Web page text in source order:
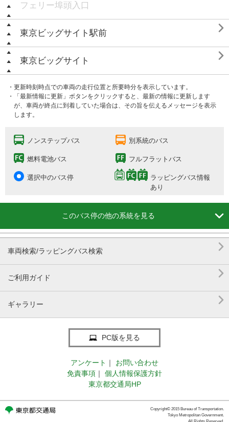
フェリー埠頭入口
東京ビッグサイト駅前 
東京ビッグサイト 
・更新時刻時点での車両の走行位置と所要時分を表示しています。
・「最新情報に更新」ボタンをクリックすると、最新の情報に更新します
が、車両が終点に到着していた場合は、その旨を伝えるメッセージを表示
します。
ノンステップバス 別系統のバス
燃料電池バス フルフラットバス
選択中のバス停
ラッピングバス情報
あり
このバス停の他の系統を見る 
車両検索/ラッピングバス検索 
ご利用ガイド 
ギャラリー 
PC版を見る
アンケート ｜
お問い合わせ
免責事項 ｜
個人情報保護方針
東京都交通局HP
Copyright© 2015 Bureau of Transportation.
Tokyo Metropolitan Government.